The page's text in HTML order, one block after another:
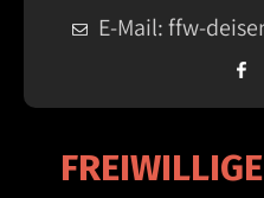
E-Mail: ffw-